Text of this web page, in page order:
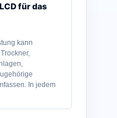
für das
kann
In jedem